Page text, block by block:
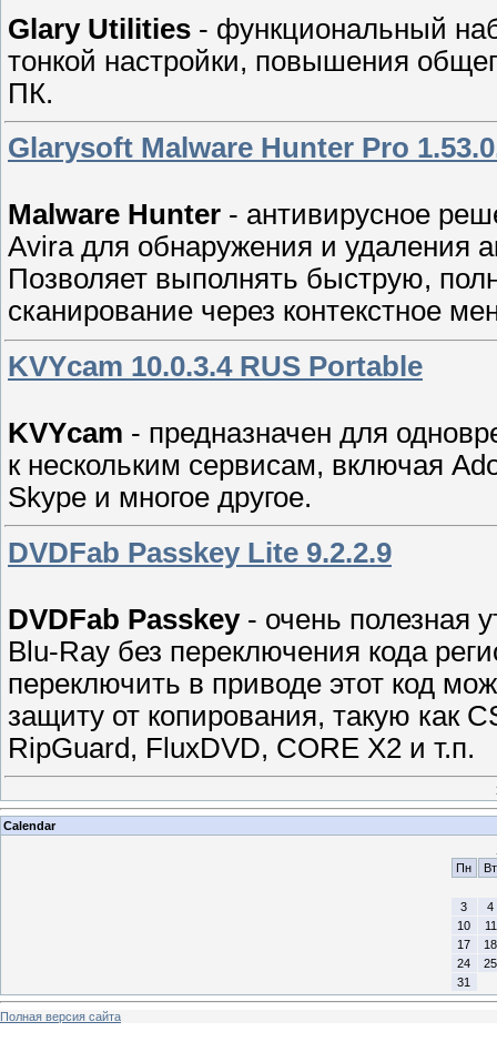
Glary Utilities - функциональный
тонкой настройки, повышения
ПК.
Glarysoft Malware Hunter Pro
Malware Hunter - антивирусное
Avira для обнаружения и удаления
Позволяет выполнять быструю,
сканирование через контекстное
KVYcam 10.0.3.4 RUS Portable
KVYcam - предназначен для
к нескольким сервисам, включая
Skype и многое другое.
DVDFab Passkey Lite 9.2.2.9
DVDFab Passkey- очень полезная
Blu-Ray без переключения кода
переключить в приводе этот код
защиту от копирования, такую как
RipGuard, FluxDVD, CORE X2 и т.п.
Calendar
Пн
Вт
3
4
10
11
17
18
24
25
31
Полная версия сайта